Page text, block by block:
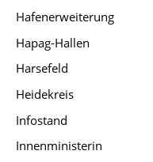
Hafenerweiterung
Hapag-Hallen
Harsefeld
Heidekreis
Infostand
Innenministerin